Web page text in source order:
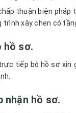
thuận biện pháp
trình xây chen có
hồ sơ.
tiếp bộ hồ sơ xin
nhận hồ sơ.